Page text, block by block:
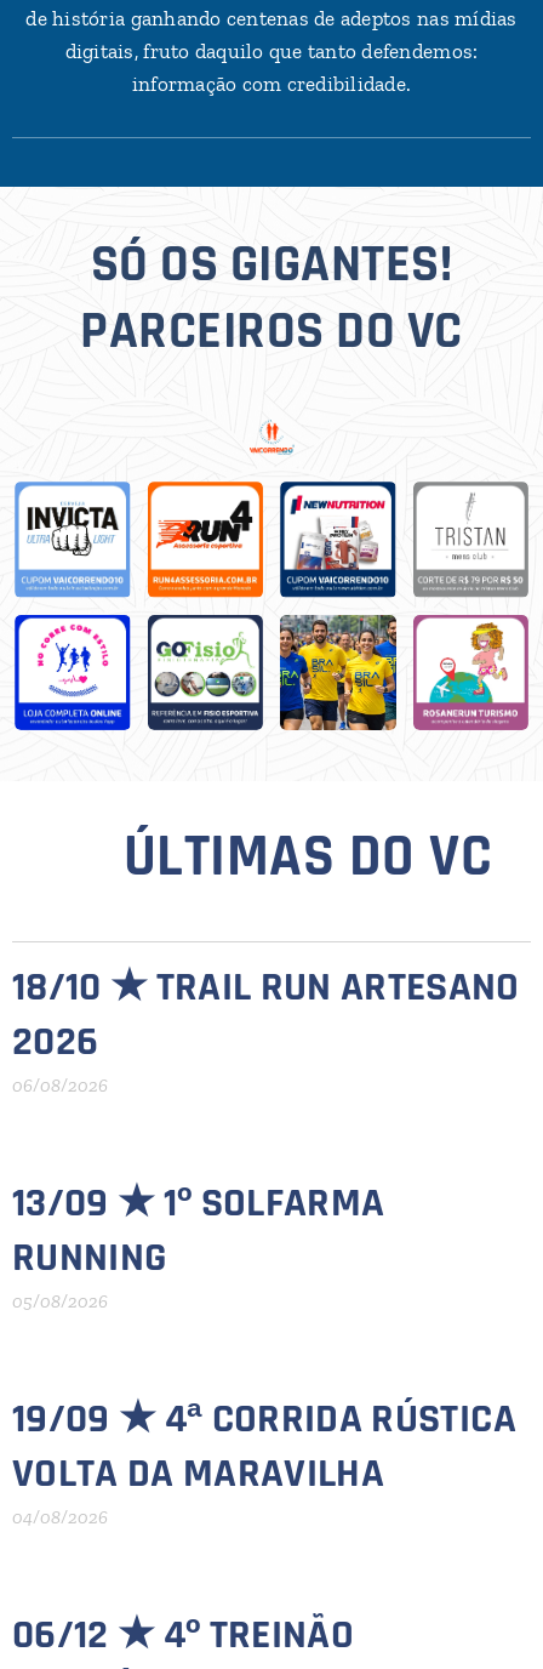
de história ganhando centenas de adeptos nas mídias
digitais, fruto daquilo que tanto defendemos:
informação com credibilidade.
SÓ OS GIGANTES!
PARCEIROS DO VC
ÚLTIMAS DO VC
18/10 ★ TRAIL RUN ARTESANO
2026
06/08/2026
13/09 ★1º SOLFARMA
RUNNING
05/08/2026
19/09 ★4ª CORRIDA RÚSTICA
VOLTA DA MARAVILHA
04/08/2026
06/12 ★ 4º TREINÃO